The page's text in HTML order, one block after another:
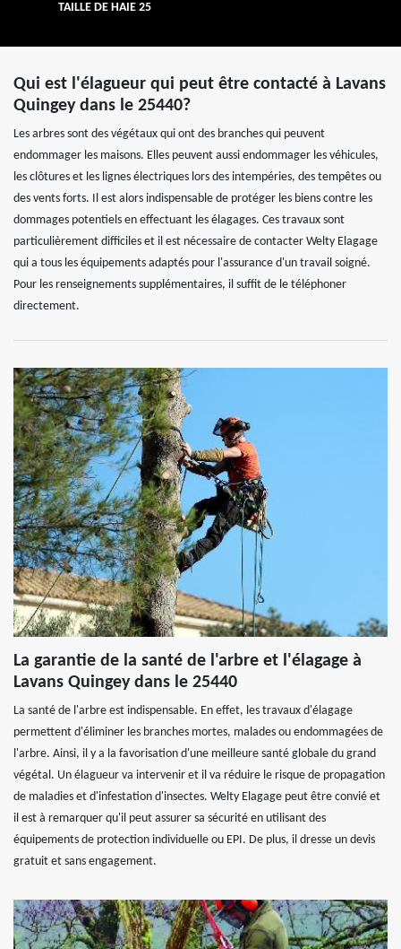
TAILLE DE HAIE 25
Qui est l'élagueur qui peut être contacté à Lavans
Quingey dans le 25440?
Les arbres sont des végétaux qui ont des branches qui peuvent
endommager les maisons. Elles peuvent aussi endommager les véhicules,
les clôtures et les lignes électriques lors des intempéries, des tempêtes ou
des vents forts. Il est alors indispensable de protéger les biens contre les
dommages potentiels en effectuant les élagages. Ces travaux sont
particulièrement difficiles et il est nécessaire de contacter Welty Elagage
qui a tous les équipements adaptés pour l'assurance d'un travail soigné.
Pour les renseignements supplémentaires, il suffit de le téléphoner
directement.
La garantie de la santé de l'arbre et l'élagage à
Lavans Quingey dans le 25440
La santé de l'arbre est indispensable. En effet, les travaux d'élagage
permettent d'éliminer les branches mortes, malades ou endommagées de
l'arbre. Ainsi, il y a la favorisation d'une meilleure santé globale du grand
végétal. Un élagueur va intervenir et il va réduire le risque de propagation
de maladies et d'infestation d'insectes. Welty Elagage peut être convié et
il est à remarquer qu'il peut assurer sa sécurité en utilisant des
équipements de protection individuelle ou EPI. De plus, il dresse un devis
gratuit et sans engagement.